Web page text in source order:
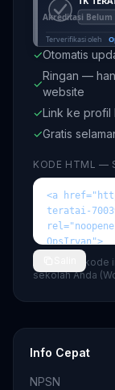
✓Otomatis
✓
Ringan —
website
✓Link ke profil
✓Gratis
KODE HTML —
💡 Tempel
sekolah Anda
Info Cepat
NPSN